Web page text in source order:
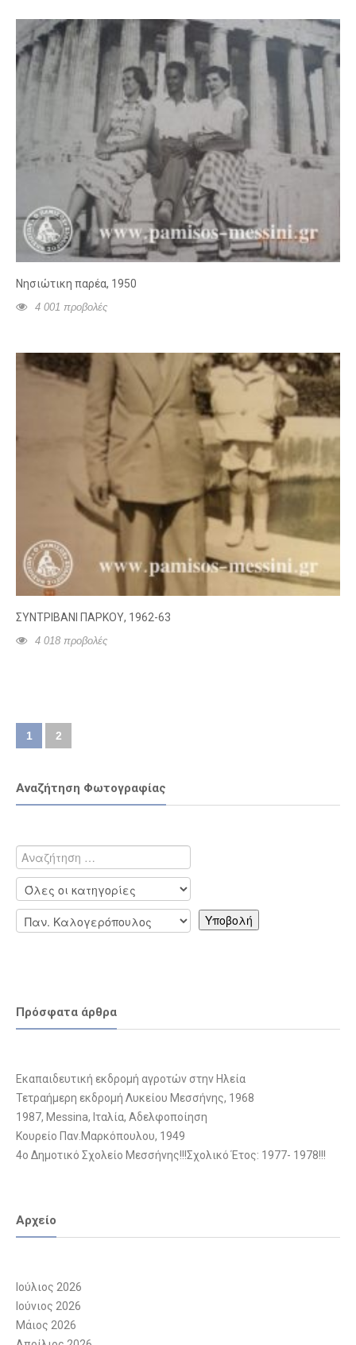
Νησιώτικη παρέα, 1950
4 001 προβολές
ΣΥΝΤΡΙΒΑΝΙ ΠΑΡΚΟΥ, 1962-63
4 018 προβολές
1 2
Αναζήτηση Φωτογραφίας
Πρόσφατα άρθρα
Εκαπαιδευτική εκδρομή αγροτών στην Ηλεία
Τετραήμερη εκδρομή Λυκείου Μεσσήνης, 1968
1987, Messina, Ιταλία, Αδελφοποίηση
Κουρείο Παν.Μαρκόπουλου, 1949
4ο Δημοτικό Σχολείο Μεσσήνης!!!Σχολικό Έτος: 1977- 1978!!!
Αρχείο
Ιούλιος 2026
Ιούνιος 2026
Μάιος 2026